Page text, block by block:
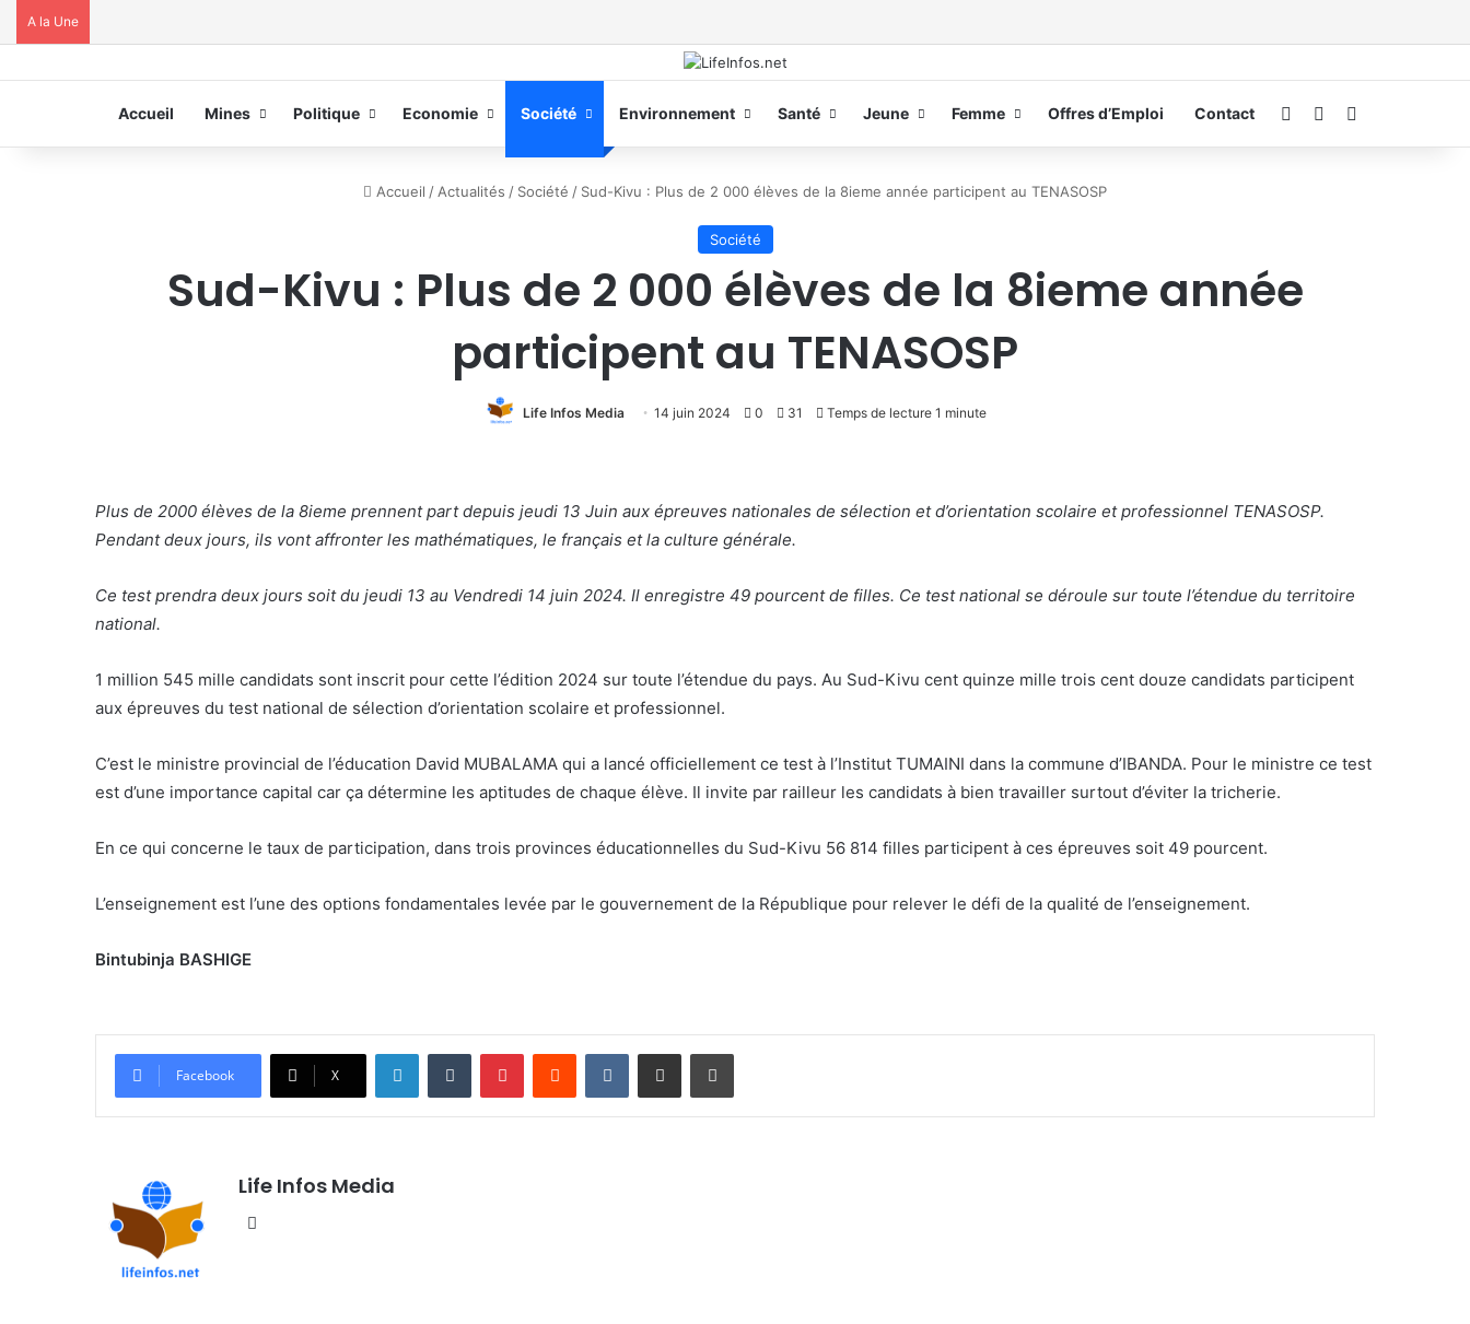
A la Une
Accueil Mines Politique Economie Société Environnement Santé Jeune Femme Offres d’Emploi Contact ConnexionSwitch skin
Accueil / Actualités / Société / Sud-Kivu : Plus de 2 000 élèves de la 8ieme année participent au TENASOSP
Société
Sud-Kivu : Plus de 2 000 élèves de la 8ieme année
participent au TENASOSP
Life Infos Media 14 juin 2024 0 31 Temps de lecture 1 minute
Plus de 2000 élèves de la 8ieme prennent part depuis jeudi 13 Juin aux épreuves nationales de sélection et d’orientation scolaire et professionnel TENASOSP.
Pendant deux jours, ils vont affronter les mathématiques, le français et la culture générale.
Ce test prendra deux jours soit du jeudi 13 au Vendredi 14 juin 2024. Il enregistre 49 pourcent de filles. Ce test national se déroule sur toute l’étendue du territoire
national.
1 million 545 mille candidats sont inscrit pour cette l’édition 2024 sur toute l’étendue du pays. Au Sud-Kivu cent quinze mille trois cent douze candidats participent
aux épreuves du test national de sélection d’orientation scolaire et professionnel.
C’est le ministre provincial de l’éducation David MUBALAMA qui a lancé officiellement ce test à l’Institut TUMAINI dans la commune d’IBANDA. Pour le ministre ce test
est d’une importance capital car ça détermine les aptitudes de chaque élève. Il invite par railleur les candidats à bien travailler surtout d’éviter la tricherie.
En ce qui concerne le taux de participation, dans trois provinces éducationnelles du Sud-Kivu 56 814 filles participent à ces épreuves soit 49 pourcent.
L’enseignement est l’une des options fondamentales levée par le gouvernement de la République pour relever le défi de la qualité de l’enseignement.
Bintubinja BASHIGE
Facebook X
Life Infos Media